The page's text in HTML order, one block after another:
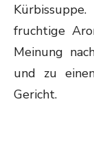
fruchtige
Meinung
und zu
Gericht.